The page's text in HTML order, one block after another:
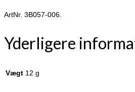
ArtNr. 3B057-006.
Yderligere
Vægt 12 g